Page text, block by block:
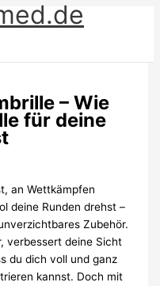
– Wie
für deine
an Wettkämpfen
deine Runden drehst –
Zubehör.
verbessert deine Sicht
du dich voll und ganz
kannst. Doch mit